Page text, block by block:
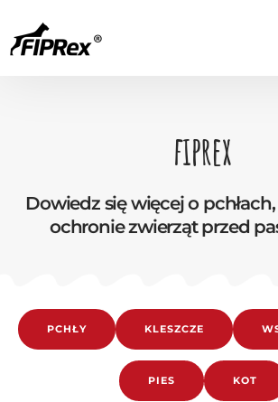
fiprex
Dowiedz się więcej o
ochronie zwierząt przed
PCHŁY KLESZCZE
PIES KOT